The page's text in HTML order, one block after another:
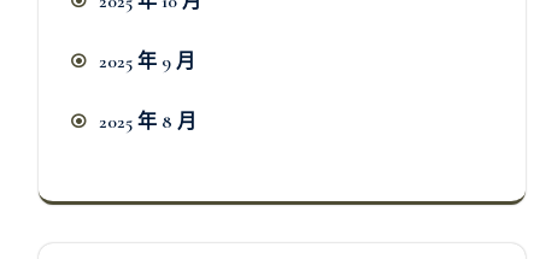
2025 年 9 月
2025 年 8 月